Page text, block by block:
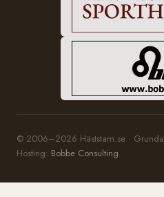
© 2006–2026 Häststam.se ·
Hosting: Bobbe Consulting